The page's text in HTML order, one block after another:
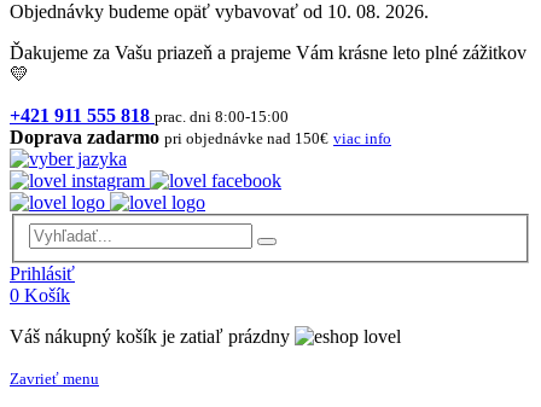
Objednávky budeme opäť vybavovať od 10. 08. 2026.
Ďakujeme za Vašu priazeň a prajeme Vám krásne leto plné zážitkov
💛
+421 911 555 818 prac. dni 8:00-15:00
Doprava zadarmo pri objednávke nad 150€ viac info
Prihlásiť
0 Košík
Váš nákupný košík je zatiaľ prázdny
Zavrieť menu